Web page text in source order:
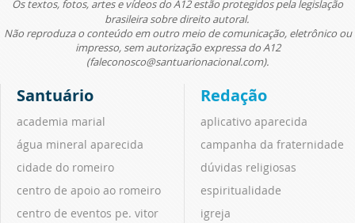
Os textos, fotos, artes e vídeos do A12 estão protegidos pela legislação
brasileira sobre direito autoral.
Não reproduza o conteúdo em outro meio de comunicação, eletrônico ou
impresso, sem autorização expressa do A12
(faleconosco@santuarionacional.com).
Santuário
academia marial
água mineral aparecida
cidade do romeiro
centro de apoio ao romeiro
centro de eventos pe. vitor
Redação
aplicativo aparecida
campanha da fraternidade
dúvidas religiosas
espiritualidade
igreja